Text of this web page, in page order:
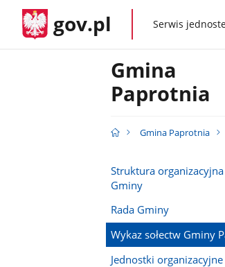
gov.pl gov.plSerwis
Gmina
Paprotnia
Gmina Paprotnia
Struktura
Gminy
Rada Gminy
Wykaz sołectw Gminy
Jednostki organizacyjne